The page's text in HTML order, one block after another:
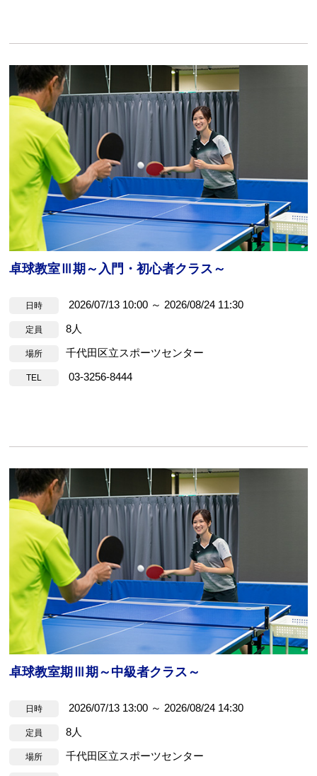
卓球教室Ⅲ期～入門・初心者クラス～
日時 2026/07/13 10:00 ～ 2026/08/24 11:30
定員 8人
場所 千代田区立スポーツセンター
TEL 03-3256-8444
卓球教室期Ⅲ期～中級者クラス～
日時 2026/07/13 13:00 ～ 2026/08/24 14:30
定員 8人
場所
千代田区立スポーツセンター